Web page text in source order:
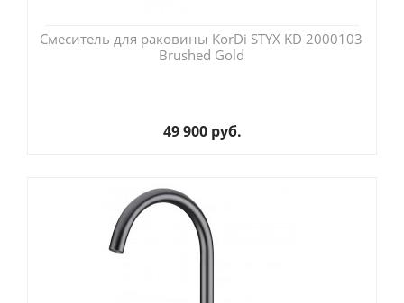
Смеситель для раковины KorDi STYX KD 2000103
Brushed Gold
49 900 руб.